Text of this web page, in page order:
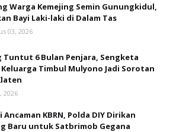
Warga Kemejing Semin Gunungkidul,
Bayi Laki-laki di Dalam Tas
03, 2026
Tuntut 6 Bulan Penjara, Sengketa
Timbul Mulyono Jadi Sorotan
2026
Ancaman KBRN, Polda DIY Dirikan
Baru untuk Satbrimob Gegana